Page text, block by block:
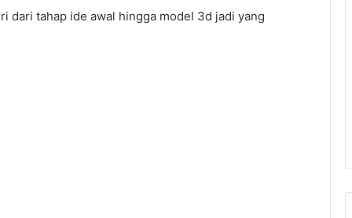
dari tahap ide awal hingga model 3d jadi yang